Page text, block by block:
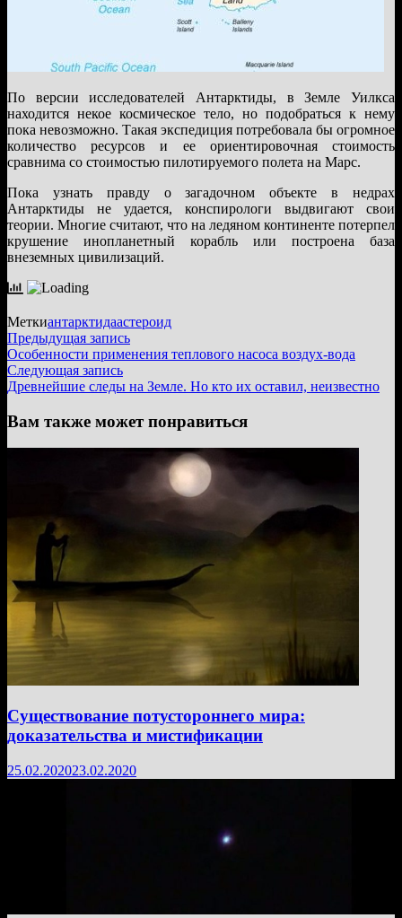
По версии исследователей Антарктиды, в Земле Уилкса
находится некое космическое тело, но подобраться к нему
пока невозможно. Такая экспедиция потребовала бы огромное
количество ресурсов и ее ориентировочная стоимость
сравнима со стоимостью пилотируемого полета на Марс.
Пока узнать правду о загадочном объекте в недрах
Антарктиды не удается, конспирологи выдвигают свои
теории. Многие считают, что на ледяном континенте потерпел
крушение инопланетный корабль или построена база
внеземных цивилизаций.
Меткиантарктидаастероид
Навигация
по
записям
Предыдущая записьПредыдущая
запись:
Особенности применения теплового насоса воздух-вода
Следующая записьСледующая
запись:
Древнейшие следы на Земле. Но кто их оставил, неизвестно
Вам также может понравиться
Существование потустороннего мира:
доказательства и мистификации
25.02.202023.02.2020